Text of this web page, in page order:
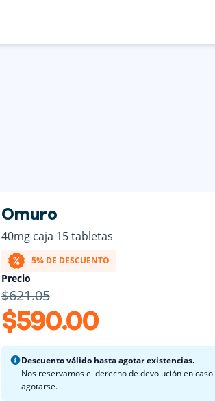
Omuro
40mg caja 15 tabletas
5% DE DESCUENTO
Precio
$621.05
$590.00
Descuento válido hasta agotar existencias.
Nos reservamos el derecho de devolución en caso
agotarse.